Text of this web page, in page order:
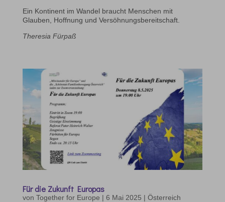
Ein Kontinent im Wandel braucht Menschen mit
Glauben, Hoffnung und Versöhnungsbereitschaft.
Theresia Fürpaß
Für die Zukunft Europas
von Together for Europe | 6 Mai 2025 | Österreich